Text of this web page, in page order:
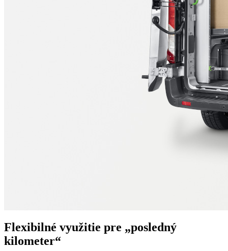
Flexibilné využitie pre „posledný
kilometer“